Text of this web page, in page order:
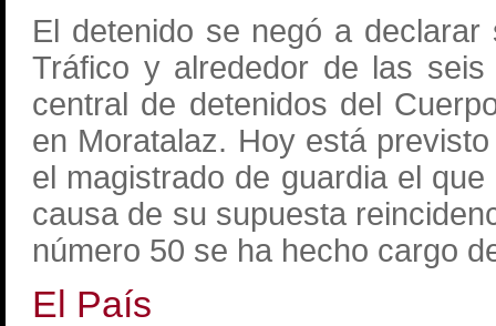
El detenido se negó a
Tráfico y alrededor de las
central de detenidos del
en Moratalaz. Hoy está
el magistrado de guardia el
causa de su supuesta
número 50 se ha hecho cargo
El País